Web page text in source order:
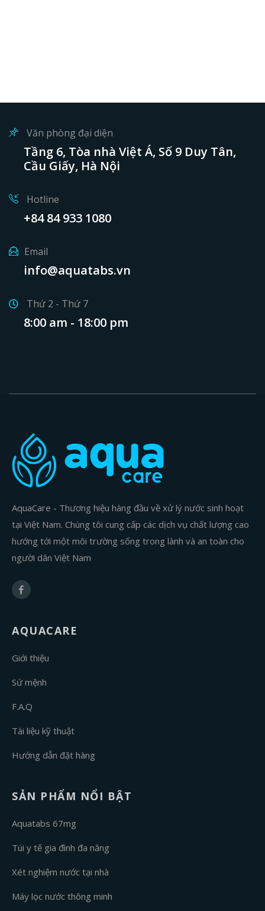
Văn phòng đại diện
Tầng 6, Tòa nhà Việt Á, Số 9 Duy Tân,
Cầu Giấy, Hà Nội
Hotline
+84 84 933 1080
Email
info@aquatabs.vn
Thứ 2 - Thứ 7
8:00 am - 18:00 pm
AquaCare - Thương hiệu hàng đầu về xử lý nước sinh hoạt
tại Việt Nam. Chúng tôi cung cấp các dịch vụ chất lượng cao
hướng tới một môi trường sống trong lành và an toàn cho
người dân Việt Nam
AQUACARE
Giới thiệu
Sứ mệnh
F.A.Q
Tài liệu kỹ thuật
Hướng dẫn đặt hàng
SẢN PHẨM NỔI BẬT
Aquatabs 67mg
Túi y tế gia đình đa năng
Xét nghiệm nước tại nhà
Máy lọc nước thông minh